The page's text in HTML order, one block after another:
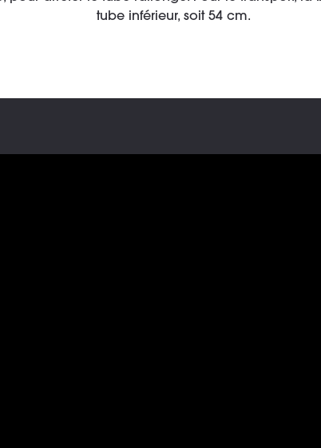
tube inférieur, soit 54 cm.